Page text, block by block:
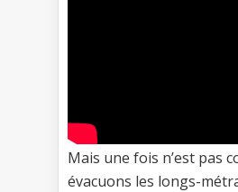
Mais une fois n’est pas
évacuons les longs-